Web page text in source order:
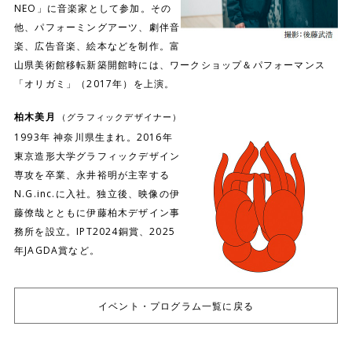
NEO」に音楽家として参加。その
他、パフォーミングアーツ、劇伴音
楽、広告音楽、絵本などを制作。富
山県美術館移転新築開館時には、ワークショップ＆パフォーマンス
「オリガミ」（2017年）を上演。
柏木美月 （グラフィックデザイナー）
1993年 神奈川県生まれ。2016年
東京造形大学グラフィックデザイン
専攻を卒業、永井裕明が主宰する
N.G.inc.に入社。独立後、映像の伊
藤僚哉とともに伊藤柏木デザイン事
務所を設立。IPT2024銅賞、2025
年JAGDA賞など。
イベント・プログラム一覧に戻る